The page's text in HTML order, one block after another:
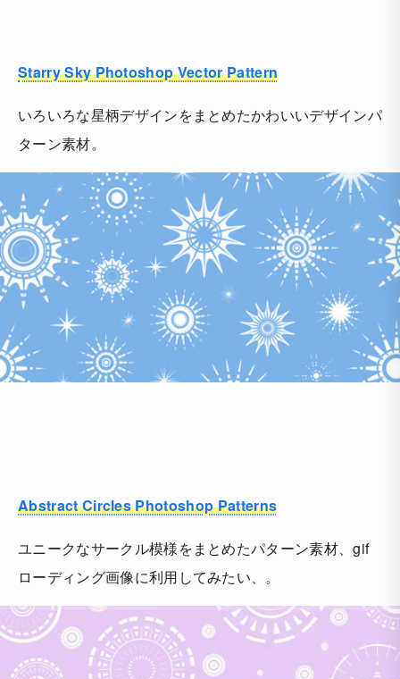
Starry Sky Photoshop Vector Pattern
いろいろな星柄デザインをまとめたかわいいデザインパ
ターン素材。
Abstract Circles Photoshop Patterns
ユニークなサークル模様をまとめたパターン素材、gif
ローディング画像に利用してみたい、。